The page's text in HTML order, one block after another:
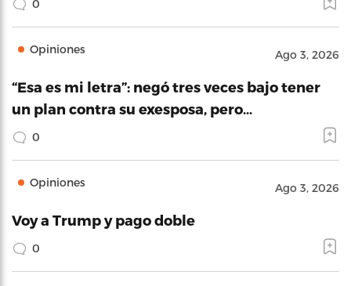
0
Opiniones Ago 3, 2026
“Esa es mi letra”: negó tres veces bajo tener
un plan contra su exesposa, pero…
0
Opiniones Ago 3, 2026
Voy a Trump y pago doble
0